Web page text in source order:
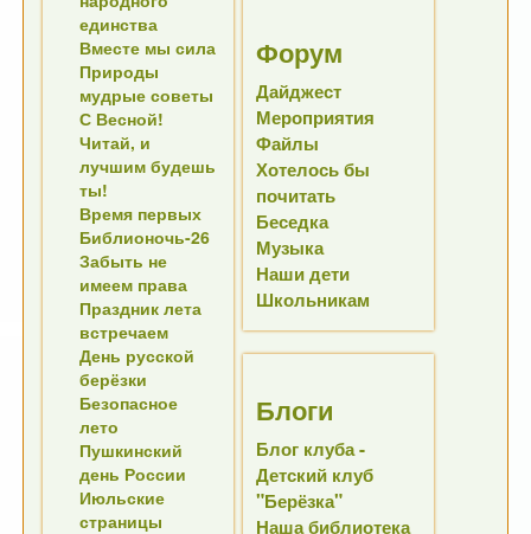
единства
Вместе мы сила
Природы
мудрые советы
С Весной!
Читай, и
лучшим будешь
ты!
Время первых
Библионочь-26
Забыть не
имеем права
Праздник лета
встречаем
День русской
берёзки
Безопасное
лето
Пушкинский
день России
Июльские
страницы
Форум
Дайджест
Мероприятия
Файлы
Хотелось бы
почитать
Беседка
Музыка
Наши дети
Школьникам
Блоги
Блог клуба -
Детский клуб
"Берёзка"
Наша библиотека